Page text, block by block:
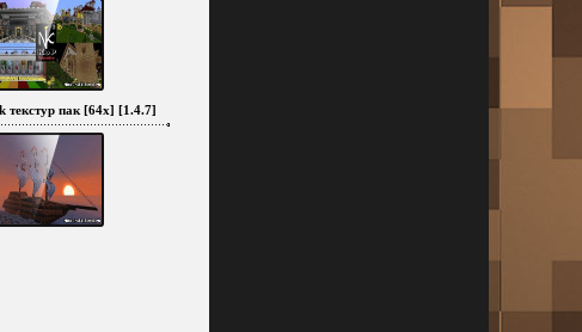
текстур пак [64x] [1.4.7]